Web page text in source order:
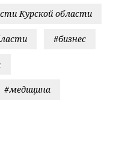
Курской области
#бизнес
#медицина